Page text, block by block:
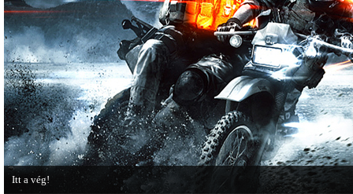
Itt a vég!